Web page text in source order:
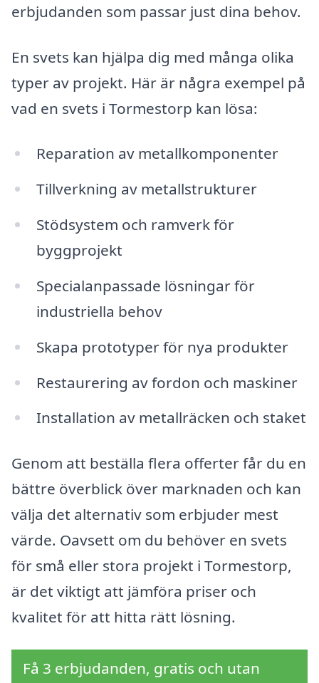
erbjudanden som passar just dina behov.
En svets kan hjälpa dig med många olika
typer av projekt. Här är några exempel på
vad en svets i Tormestorp kan lösa:
Reparation av metallkomponenter
Tillverkning av metallstrukturer
Stödsystem och ramverk för
byggprojekt
Specialanpassade lösningar för
industriella behov
Skapa prototyper för nya produkter
Restaurering av fordon och maskiner
Installation av metallräcken och staket
Genom att beställa flera offerter får du en
bättre överblick över marknaden och kan
välja det alternativ som erbjuder mest
värde. Oavsett om du behöver en svets
för små eller stora projekt i Tormestorp,
är det viktigt att jämföra priser och
kvalitet för att hitta rätt lösning.
Få 3 erbjudanden, gratis och utan